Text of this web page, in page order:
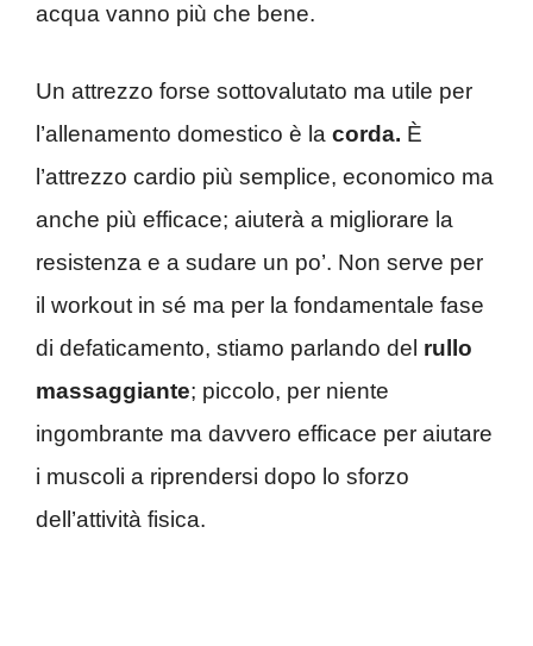
acqua vanno più che bene.
Un attrezzo forse sottovalutato ma utile per
l’allenamento domestico è la corda. È
l’attrezzo cardio più semplice, economico ma
anche più efficace; aiuterà a migliorare la
resistenza e a sudare un po’. Non serve per
il workout in sé ma per la fondamentale fase
di defaticamento, stiamo parlando del rullo
massaggiante; piccolo, per niente
ingombrante ma davvero efficace per aiutare
i muscoli a riprendersi dopo lo sforzo
dell’attività fisica.